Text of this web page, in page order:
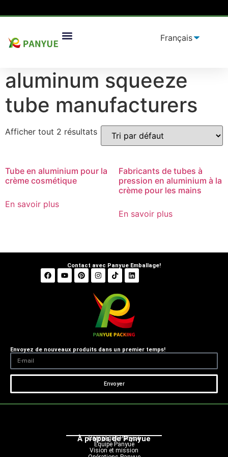
Maison/produit/ Produits identifiés "
aluminum
aluminum squeeze
tube manufacturers
Afficher tout 2 résultats
Tube en aluminium pour la
crème cosmétique
En savoir plus
Fabricants de tubes à
pression en aluminium à la
crème pour les mains
En savoir plus
Contact avec Panyue Emballage!
Envoyez de nouveaux produits dans un premier temps!
Envoyer
À propos de Panyue
Campagne Panyue
Équipe Panyue
Vision et mission